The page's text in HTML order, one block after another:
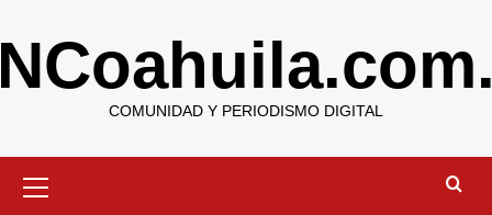
al
contenido
COMUNIDAD Y PERIODISMO DIGITAL
primario